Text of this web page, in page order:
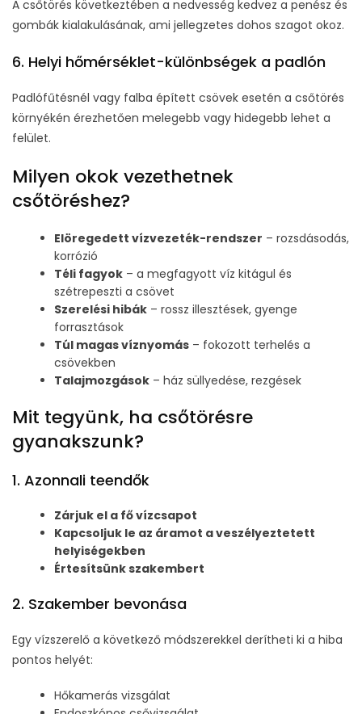
A csőtörés következtében a nedvesség kedvez a penész és
gombák kialakulásának, ami jellegzetes dohos szagot okoz.
6. Helyi hőmérséklet-különbségek a padlón
Padlófűtésnél vagy falba épített csövek esetén a csőtörés
környékén érezhetően melegebb vagy hidegebb lehet a
felület.
Milyen okok vezethetnek
csőtöréshez?
Elöregedett vízvezeték-rendszer – rozsdásodás,
korrózió
Téli fagyok – a megfagyott víz kitágul és
szétrepeszti a csövet
Szerelési hibák – rossz illesztések, gyenge
forrasztások
Túl magas víznyomás – fokozott terhelés a
csövekben
Talajmozgások – ház süllyedése, rezgések
Mit tegyünk, ha csőtörésre
gyanakszunk?
1. Azonnali teendők
Zárjuk el a fő vízcsapot
Kapcsoljuk le az áramot a veszélyeztetett
helyiségekben
Értesítsünk szakembert
2. Szakember bevonása
Egy vízszerelő a következő módszerekkel derítheti ki a hiba
pontos helyét:
Hőkamerás vizsgálat